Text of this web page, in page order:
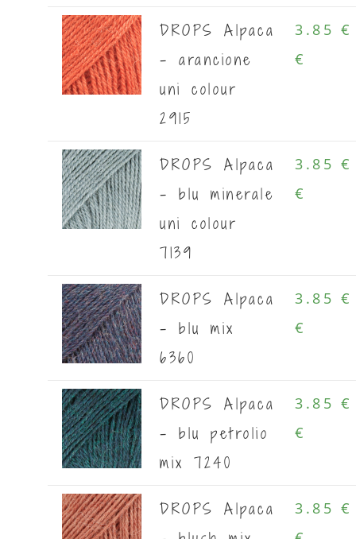
DROPS Alpaca
- arancione
uni colour
2915
3.85 €
€
DROPS Alpaca
- blu minerale
uni colour
7139
3.85 €
€
DROPS Alpaca
- blu mix
6360
3.85 €
€
DROPS Alpaca
- blu petrolio
mix 7240
3.85 €
€
DROPS Alpaca
3.85 €